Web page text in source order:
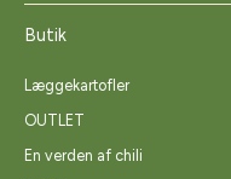
Butik
Læggekartofler
OUTLET
En verden af chili